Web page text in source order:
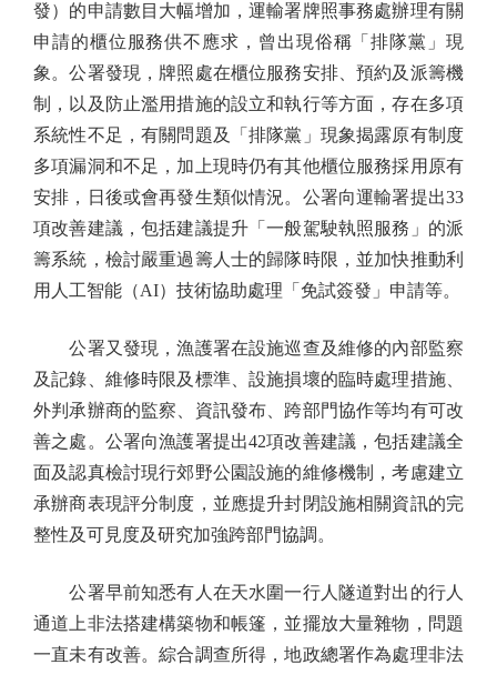
發）的申請數目大幅增加，運輸署牌照事務處辦理有關
申請的櫃位服務供不應求，曾出現俗稱「排隊黨」現
象。公署發現，牌照處在櫃位服務安排、預約及派籌機
制，以及防止濫用措施的設立和執行等方面，存在多項
系統性不足，有關問題及「排隊黨」現象揭露原有制度
多項漏洞和不足，加上現時仍有其他櫃位服務採用原有
安排，日後或會再發生類似情況。公署向運輸署提出33
項改善建議，包括建議提升「一般駕駛執照服務」的派
籌系統，檢討嚴重過籌人士的歸隊時限，並加快推動利
用人工智能（AI）技術協助處理「免試簽發」申請等。
公署又發現，漁護署在設施巡查及維修的內部監察
及記錄、維修時限及標準、設施損壞的臨時處理措施、
外判承辦商的監察、資訊發布、跨部門協作等均有可改
善之處。公署向漁護署提出42項改善建議，包括建議全
面及認真檢討現行郊野公園設施的維修機制，考慮建立
承辦商表現評分制度，並應提升封閉設施相關資訊的完
整性及可見度及研究加強跨部門協調。
公署早前知悉有人在天水圍一行人隧道對出的行人
通道上非法搭建構築物和帳篷，並擺放大量雜物，問題
一直未有改善。綜合調查所得，地政總署作為處理非法